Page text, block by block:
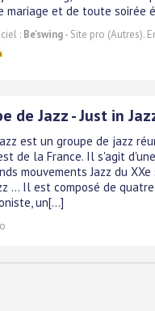
mariage et de toute soirée
: Be'swing- Site pro (Autres).
de Jazz - Just in
est un groupe de jazz
de la France. Il s'agit
mouvements Jazz du
... Il est composé de
un[...]